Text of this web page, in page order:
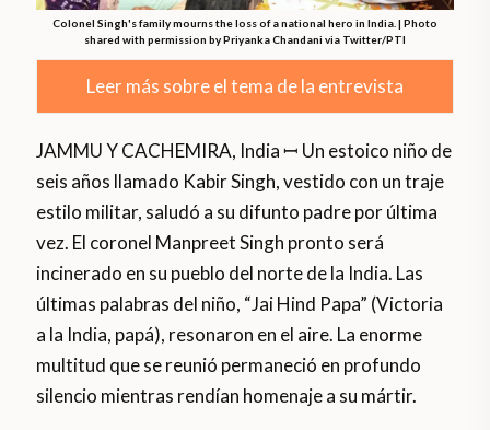
Colonel Singh's family mourns the loss of a national hero in India. | Photo
shared with permission by Priyanka Chandani via Twitter/PTI
Leer más sobre el tema de la entrevista
JAMMU Y CACHEMIRA, India ꟷ Un estoico niño de
seis años llamado Kabir Singh, vestido con un traje
estilo militar, saludó a su difunto padre por última
vez. El coronel Manpreet Singh pronto será
incinerado en su pueblo del norte de la India. Las
últimas palabras del niño, “Jai Hind Papa” (Victoria
a la India, papá), resonaron en el aire. La enorme
multitud que se reunió permaneció en profundo
silencio mientras rendían homenaje a su mártir.